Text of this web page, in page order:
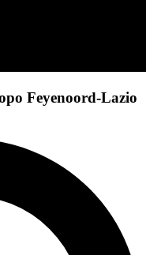
Feyenoord-Lazio